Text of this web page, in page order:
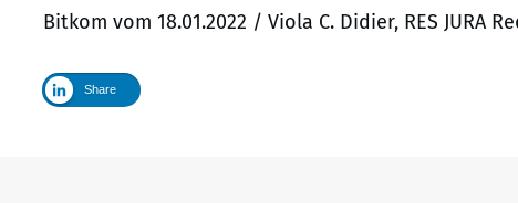
Bitkom vom 18.01.2022 / Viola C. Didier, RES JURA
Share